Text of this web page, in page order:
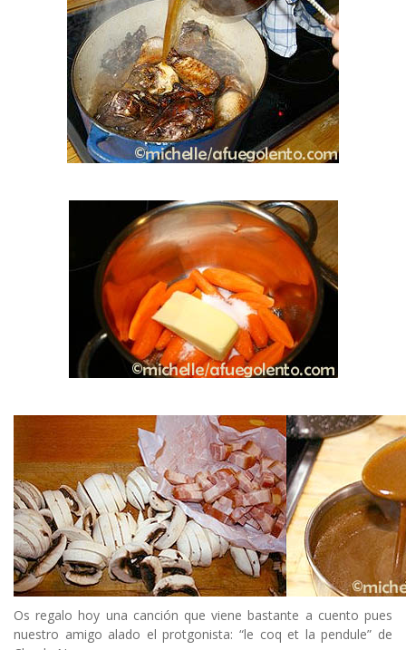
Os regalo hoy una canción que viene bastante a cuento pues
nuestro amigo alado el protgonista: “le coq et la pendule” de